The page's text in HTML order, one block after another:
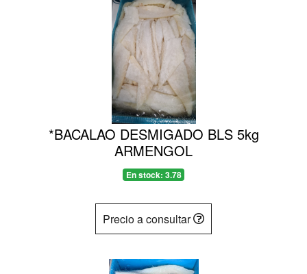
*BACALAO DESMIGADO BLS 5kg
ARMENGOL
En stock: 3.78
Precio a consultar